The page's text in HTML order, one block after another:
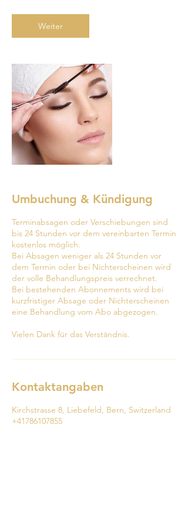
i
n
.
Weiter
Umbuchung & Kündigung
Terminabsagen oder Verschiebungen sind
bis 24 Stunden vor dem vereinbarten Termin
kostenlos möglich.
Bei Absagen weniger als 24 Stunden vor
dem Termin oder bei Nichterscheinen wird
der volle Behandlungspreis verrechnet.
Bei bestehenden Abonnements wird bei
kurzfristiger Absage oder Nichterscheinen
eine Behandlung vom Abo abgezogen.
Vielen Dank für das Verständnis.
Kontaktangaben
Kirchstrasse 8, Liebefeld, Bern, Switzerland
+41786107855